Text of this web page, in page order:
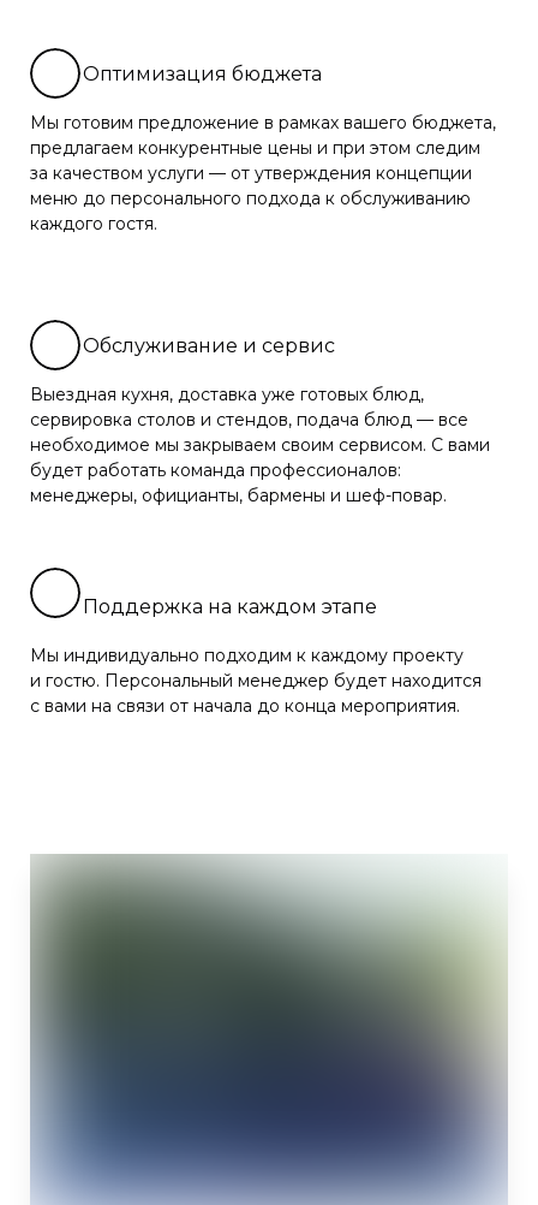
Оптимизация бюджета
Мы готовим предложение в рамках вашего бюджета,
предлагаем конкурентные цены и при этом следим
за качеством услуги — от утверждения концепции
меню до персонального подхода к обслуживанию
каждого гостя.
Обслуживание и сервис
Выездная кухня, доставка уже готовых блюд,
сервировка столов и стендов, подача блюд — все
необходимое мы закрываем своим сервисом. С вами
будет работать команда профессионалов:
менеджеры, официанты, бармены и шеф-повар.
Поддержка на каждом этапе
Мы индивидуально подходим к каждому проекту
и гостю. Персональный менеджер будет находится
с вами на связи от начала до конца мероприятия.